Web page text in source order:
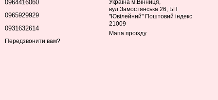
0964416060
0965929929
0931632614
Передзвонити вам?
Україна м.Вінниця,
вул.Замостянська 26, БП
"Ювілейний" Поштовий індекс
21009
Мапа проїзду